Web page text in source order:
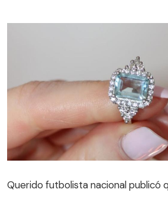
Querido futbolista nacional publicó